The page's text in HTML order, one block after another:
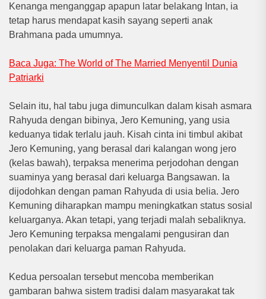
Kenanga menganggap apapun latar belakang Intan, ia
tetap harus mendapat kasih sayang seperti anak
Brahmana pada umumnya.
Baca Juga: The World of The Married Menyentil Dunia
Patriarki
Selain itu, hal tabu juga dimunculkan dalam kisah asmara
Rahyuda dengan bibinya, Jero Kemuning, yang usia
keduanya tidak terlalu jauh. Kisah cinta ini timbul akibat
Jero Kemuning, yang berasal dari kalangan wong jero
(kelas bawah), terpaksa menerima perjodohan dengan
suaminya yang berasal dari keluarga Bangsawan. Ia
dijodohkan dengan paman Rahyuda di usia belia. Jero
Kemuning diharapkan mampu meningkatkan status sosial
keluarganya. Akan tetapi, yang terjadi malah sebaliknya.
Jero Kemuning terpaksa mengalami pengusiran dan
penolakan dari keluarga paman Rahyuda.
Kedua persoalan tersebut mencoba memberikan
gambaran bahwa sistem tradisi dalam masyarakat tak